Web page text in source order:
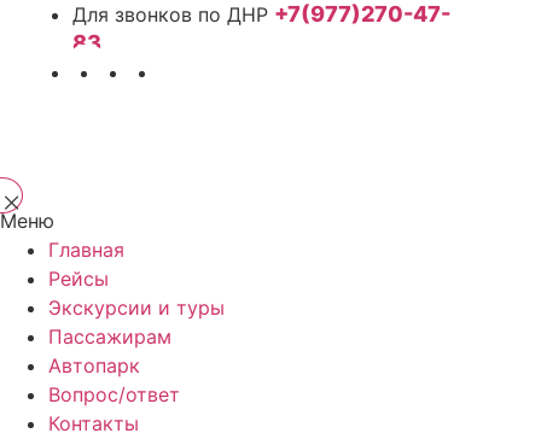
+7(977)270-47-
83
Меню
Главная
Рейсы
Экскурсии и туры
Пассажирам
Автопарк
Вопрос/ответ
Контакты